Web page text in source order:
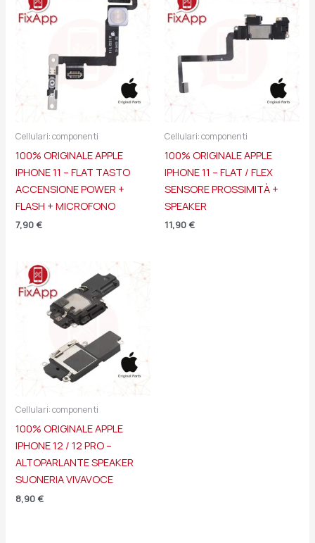
Cellulari: componenti
100% ORIGINALE APPLE
IPHONE 11 – FLAT TASTO
ACCENSIONE POWER +
FLASH + MICROFONO
7,90 €
Cellulari: componenti
100% ORIGINALE APPLE
IPHONE 11 – FLAT / FLEX
SENSORE PROSSIMITÀ +
SPEAKER
11,90 €
Cellulari: componenti
100% ORIGINALE APPLE
IPHONE 12 / 12 PRO –
ALTOPARLANTE SPEAKER
SUONERIA VIVAVOCE
8,90 €